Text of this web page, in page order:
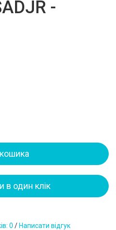
-
в один клік
0 / Написати відгук